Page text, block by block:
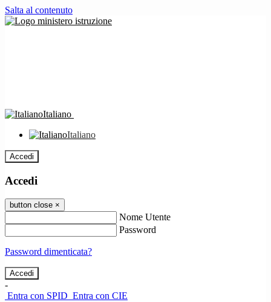
Salta al contenuto
Italiano
Italiano
Accedi
Accedi
button close ×
Nome Utente
Password
Password dimenticata?
-
Entra con SPID Entra con CIE